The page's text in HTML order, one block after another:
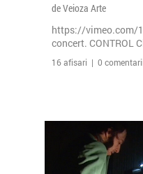
de Veioza Arte
https://vimeo.com/
concert. CONTROL
16 afisari | 0 comentarii